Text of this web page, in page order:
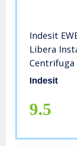
Indesit
Libera
Centrifuga
Larghezza
Energetica C
Indesit
9.5